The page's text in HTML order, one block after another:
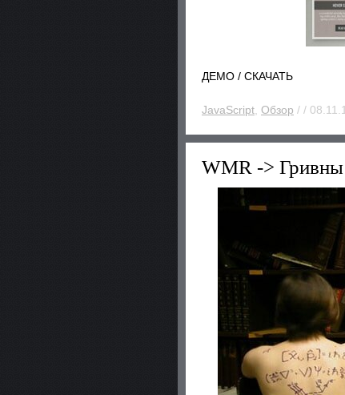
ДЕМО / СКАЧАТЬ
JavaScript Обзор / /
WMR ->